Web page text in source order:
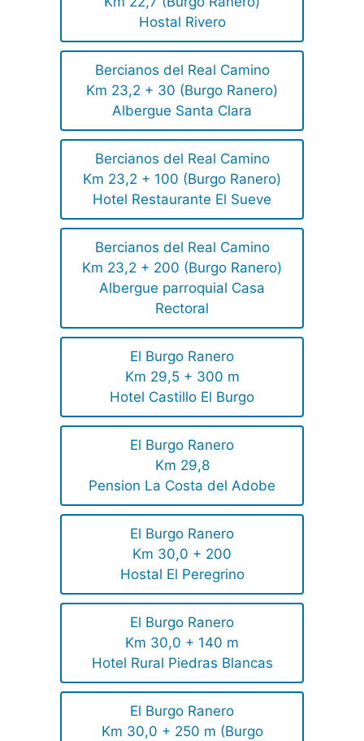
Hostal Rivero
Bercianos del Real Camino
Km 23,2 + 30 (Burgo Ranero)
Albergue Santa Clara
Bercianos del Real Camino
Km 23,2 + 100 (Burgo Ranero)
Hotel Restaurante El Sueve
Bercianos del Real Camino
Km 23,2 + 200 (Burgo Ranero)
Albergue parroquial Casa
Rectoral
El Burgo Ranero
Km 29,5 + 300 m
Hotel Castillo El Burgo
El Burgo Ranero
Km 29,8
Pension La Costa del Adobe
El Burgo Ranero
Km 30,0 + 200
Hostal El Peregrino
El Burgo Ranero
Km 30,0 + 140 m
Hotel Rural Piedras Blancas
El Burgo Ranero
Km 30,0 + 250 m (Burgo